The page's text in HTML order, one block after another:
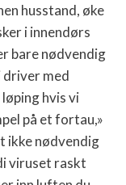
husstand, øke
i innendørs
bare nødvendig
driver med
hvis vi
på et fortau,»
ikke nødvendig
viruset raskt